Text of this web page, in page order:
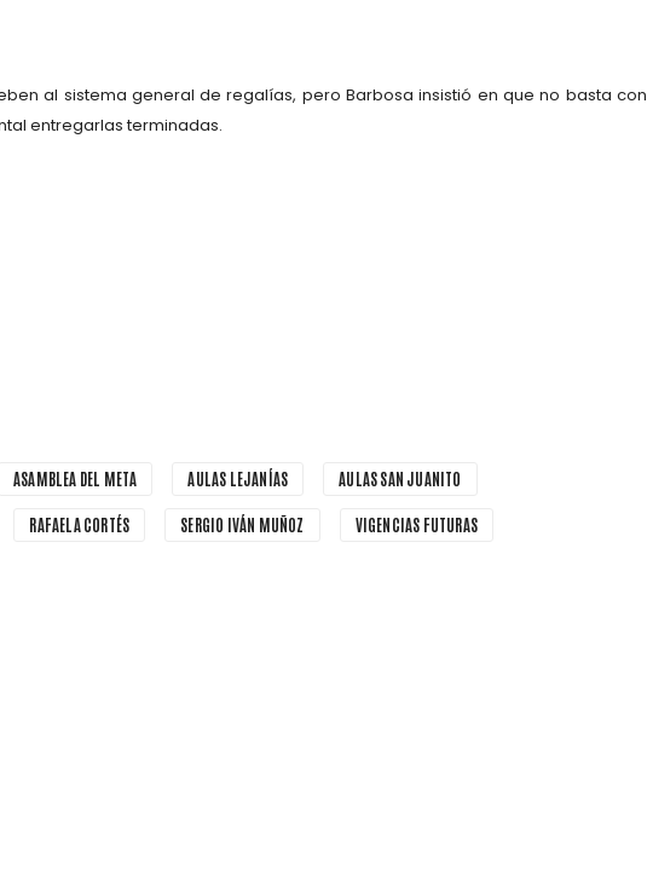
al sistema general de regalías, pero Barbosa insistió en que no basta con
entregarlas terminadas.
ASAMBLEA DEL META AULAS LEJANÍAS AULAS SAN JUANITO
RAFAELA CORTÉS SERGIO IVÁN MUÑOZ VIGENCIAS FUTURAS